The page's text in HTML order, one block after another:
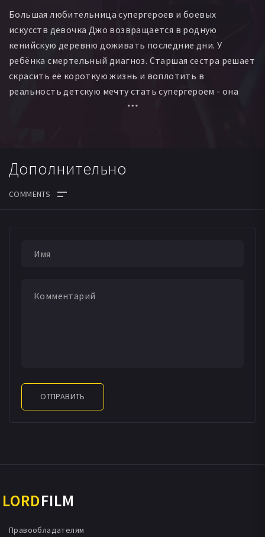
Большая любительница супергероев и боевых
искусств девочка Джо возвращается в родную
кенийскую деревню доживать последние дни. У
ребёнка смертельный диагноз. Старшая сестра решает
скрасить её короткую жизнь и воплотить в
реальность детскую мечту стать супергероем - она
подговаривает знакомых, чтобы те притворялись, как
Дополнительно
ОТПРАВИТЬ
LORDFILM
Правообладателям